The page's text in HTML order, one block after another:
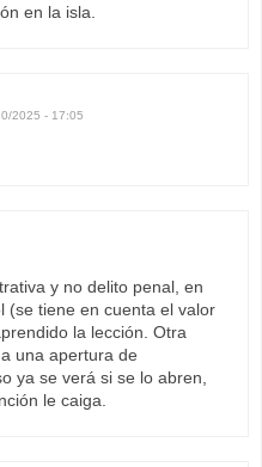
en la isla.
2025 - 17:05
y no delito penal, en
(se tiene en cuenta el valor
la lección. Otra
una apertura de
ya se verá si se lo abren,
le caiga.